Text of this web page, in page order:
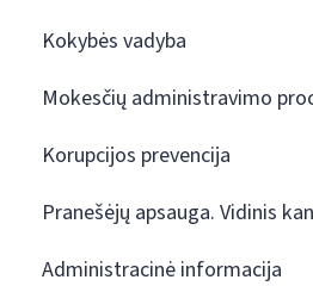
Kokybės vadyba
Mokesčių administravimo
Korupcijos prevencija
Pranešėjų apsauga. Vidinis
Administracinė informacija